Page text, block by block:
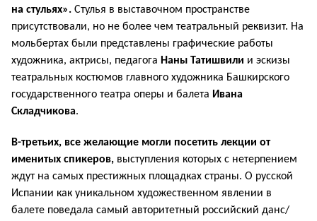
на стульях». Стулья в выставочном пространстве
присутствовали, но не более чем театральный реквизит. На
мольбертах были представлены графические работы
художника, актрисы, педагога Наны Татишвили и эскизы
театральных костюмов главного художника Башкирского
государственного театра оперы и балета Ивана
Складчикова.
В-третьих, все желающие могли посетить лекции от
именитых спикеров, выступления которых с нетерпением
ждут на самых престижных площадках страны. О русской
Испании как уникальном художественном явлении в
балете поведала самый авторитетный российский данс/